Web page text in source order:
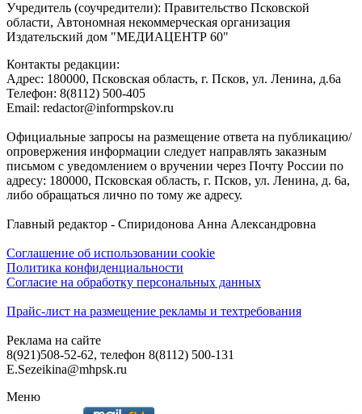
Учредитель (соучредители): Правительство Псковской
области, Автономная некоммерческая организация
Издательский дом "МЕДИАЦЕНТР 60"
Контакты редакции:
Адреc: 180000, Псковская область, г. Псков, ул. Ленина, д.6а
Телефон: 8(8112) 500-405
Email: redactor@informpskov.ru
Официальные запросы на размещение ответа на публикацию/
опровержения информации следует направлять заказным
письмом с уведомлением о вручении через Почту России по
адресу: 180000, Псковская область, г. Псков, ул. Ленина, д. 6а,
либо обращаться лично по тому же адресу.
Главный редактор - Спиридонова Анна Александровна
Соглашение об использовании cookie
Политика конфиденциальности
Согласие на обработку персональных данных
Прайс-лист на размещение рекламы и техтребования
Реклама на сайте
8(921)508-52-62, телефон 8(8112) 500-131
E.Sezeikina@mhpsk.ru
Меню